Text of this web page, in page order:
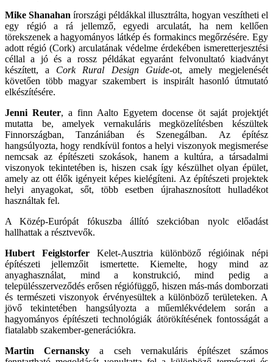
Mike Shanahan írországi példákkal illusztrálta, hogyan veszítheti el
egy régió a rá jellemző, egyedi arculatát, ha nem kellően
törekszenek a hagyományos látkép és formakincs megőrzésére. Egy
adott régió (Cork) arculatának védelme érdekében ismeretterjesztési
céllal a jó és a rossz példákat egyaránt felvonultató kiadványt
készített, a Cork Rural Design Guide-ot, amely megjelenését
követően több magyar szakembert is inspirált hasonló útmutató
elkészítésére.
Jenni Reuter, a finn Aalto Egyetem docense öt saját projektjét
mutatta be, amelyek vernakuláris megközelítésben készültek
Finnországban, Tanzániában és Szenegálban. Az építész
hangsúlyozta, hogy rendkívül fontos a helyi viszonyok megismerése
nemcsak az építészeti szokások, hanem a kultúra, a társadalmi
viszonyok tekintetében is, hiszen csak így készülhet olyan épület,
amely az ott élők igényeit képes kielégíteni. Az építészeti projektek
helyi anyagokat, sőt, több esetben újrahasznosított hulladékot
használtak fel.
A Közép-Európát fókuszba állító szekcióban nyolc előadást
hallhattak a résztvevők.
Hubert Feiglstorfer Kelet-Ausztria különböző régióinak népi
építészeti jellemzőit ismertette. Kiemelte, hogy mind az
anyaghasználat, mind a konstrukció, mind pedig a
településszerveződés erősen régiófüggő, hiszen más-más domborzati
és természeti viszonyok érvényesültek a különböző területeken. A
jövő tekintetében hangsúlyozta a műemlékvédelem során a
hagyományos építészeti technológiák átörökítésének fontosságát a
fiatalabb szakember-generációkra.
Martin Cernansky a cseh vernakuláris építészet számos